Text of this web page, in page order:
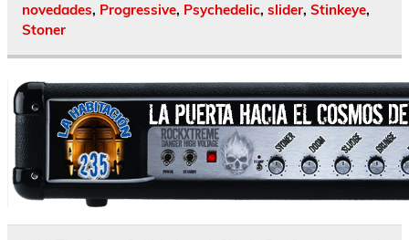
novedades, Progressive, Psychedelic, slider, Stinkeye,
Stoner